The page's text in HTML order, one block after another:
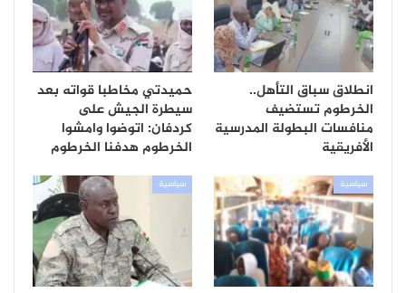
انطلاق سباق التأهل..
الخرطوم تستضيف
منافسات البطولة المدرسية
الأفريقية
حميدتي مخاطبا قواته بعد
سيطرة الجيش على
كردفان: اتوضوا وامشوا
الخرطوم هدفنا الخرطوم
سياسية سياسية